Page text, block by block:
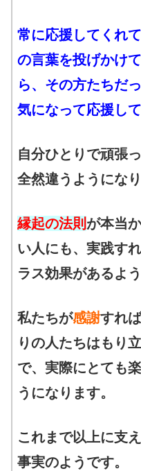
常に応援してくれ
の言葉を投げかけ
ら、その方たちだ
気になって応援して
自分ひとりで頑張
全然違うようになり
縁起の法則 が本当
い人にも、実践す
ラス効果があるよう
私たちが感謝すれ
りの人たちはもり
で、実際にとても
うになります。
これまで以上に支
事実のようです。